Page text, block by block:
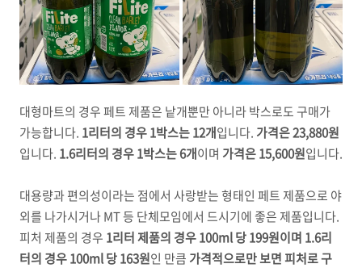
대형마트의 경우 페트 제품은 낱개뿐만 아니라 박스로도 구매가
가능합니다. 1리터의 경우 1박스는 12개입니다. 가격은 23,880원
입니다. 1.6리터의 경우 1박스는 6개이며 가격은 15,600원입니다.
대용량과 편의성이라는 점에서 사랑받는 형태인 페트 제품으로 야
외를 나가시거나 MT 등 단체모임에서 드시기에 좋은 제품입니다.
피처 제품의 경우 1리터 제품의 경우 100ml 당 199원이며 1.6리
터의 경우 100ml 당 163원인 만큼 가격적으로만 보면 피처로 구